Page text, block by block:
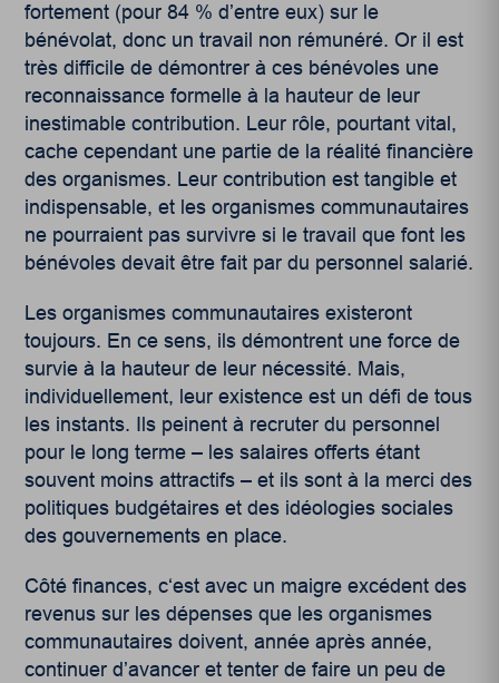
fortement (pour 84 % d’entre eux) sur le
bénévolat, donc un travail non rémunéré. Or il est
très difficile de démontrer à ces bénévoles une
reconnaissance formelle à la hauteur de leur
inestimable contribution. Leur rôle, pourtant vital,
cache cependant une partie de la réalité financière
des organismes. Leur contribution est tangible et
indispensable, et les organismes communautaires
ne pourraient pas survivre si le travail que font les
bénévoles devait être fait par du personnel salarié.
Les organismes communautaires existeront
toujours. En ce sens, ils démontrent une force de
survie à la hauteur de leur nécessité. Mais,
individuellement, leur existence est un défi de tous
les instants. Ils peinent à recruter du personnel
pour le long terme – les salaires offerts étant
souvent moins attractifs – et ils sont à la merci des
politiques budgétaires et des idéologies sociales
des gouvernements en place.
Côté finances, c‘est avec un maigre excédent des
revenus sur les dépenses que les organismes
communautaires doivent, année après année,
continuer d’avancer et tenter de faire un peu de